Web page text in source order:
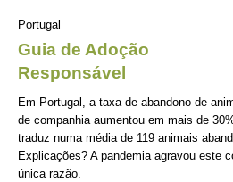
Portugal
Guia de Adoção
Responsável
Em Portugal, a taxa de abandono de
de companhia aumentou em mais de
traduz numa média de 119 animais
Explicações? A pandemia agravou este
única razão.